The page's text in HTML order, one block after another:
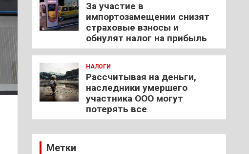
За участие в
импортозамещении снизят
страховые взносы и
обнулят налог на прибыль
НАЛОГИ
Рассчитывая на деньги,
наследники умершего
участника ООО могут
потерять все
Метки